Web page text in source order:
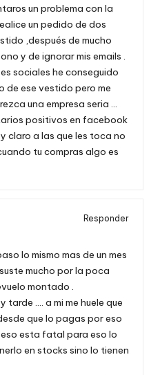
un problema con la
un pedido de dos
,después de mucho
y de ignorar mis emails .
sociales he conseguido
de ese vestido pero me
una empresa seria …
positivos en facebook
claro a las que les toca no
tu compras algo es
Responder
lo mismo mas de un mes
mucho por la poca
montado .
tarde …. a mi me huele que
que lo pagas por eso
esta fatal para eso lo
en stocks sino lo tienen